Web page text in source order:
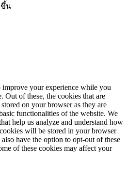
ขึ้น
improve your experience while you
Out of these, the cookies that are
on your browser as they are
functionalities of the website. We
help us analyze and understand how
will be stored in your browser
have the option to opt-out of these
of these cookies may affect your